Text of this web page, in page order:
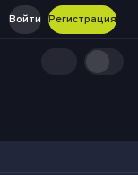
Регистрация
Войти